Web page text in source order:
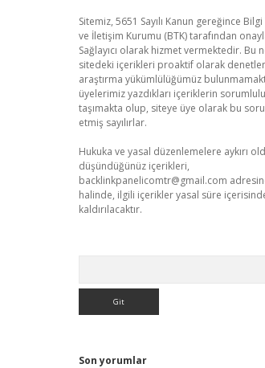
Sitemiz, 5651 Sayılı Kanun gereğince
ve İletişim Kurumu (BTK) tarafından
Sağlayıcı olarak hizmet vermektedir. Bu
sitedeki içerikleri proaktif olarak
araştırma yükümlülüğümüz
üyelerimiz yazdıkları içeriklerin
taşımakta olup, siteye üye olarak bu
etmiş sayılırlar.
Hukuka ve yasal düzenlemelere aykırı
düşündüğünüz içerikleri,
backlinkpanelicomtr@gmail.com
halinde, ilgili içerikler yasal süre
kaldırılacaktır.
Son yorumlar